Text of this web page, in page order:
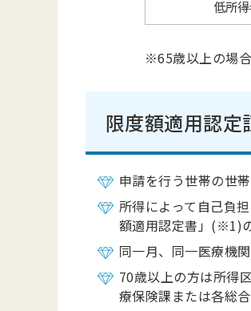
低所
※65歳以上の場
限度額適用認定
申請を行う世帯の世
所得によって自己負
額適用認定書」(※1)
同一月、同一医療機
70歳以上の方は所得
療保険課または各総